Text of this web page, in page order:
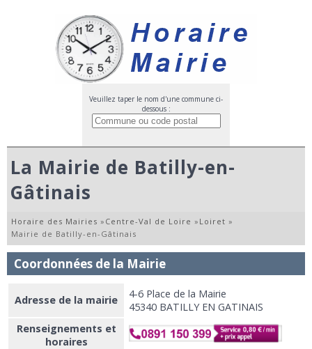
Veuillez taper le nom d'une commune ci-
dessous :
La Mairie de Batilly-en-
Gâtinais
Horaire des Mairies » Centre-Val de Loire » Loiret »
Mairie de Batilly-en-Gâtinais
Coordonnées de la Mairie
Adresse de la mairie
4-6 Place de la Mairie
45340 BATILLY EN GATINAIS
Renseignements et
horaires